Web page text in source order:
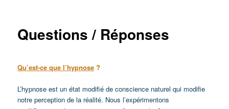
Questions / Réponses
Qu’est-ce que l’hypnose ?
L’hypnose est un état modifié de conscience naturel qui modifie
notre perception de la réalité. Nous l’expérimentons